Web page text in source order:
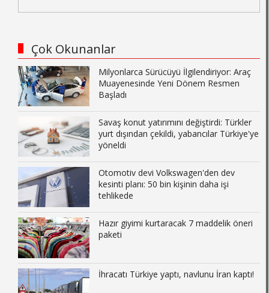
Çok Okunanlar
Milyonlarca Sürücüyü İlgilendiriyor: Araç
Muayenesinde Yeni Dönem Resmen
Başladı
Savaş konut yatırımını değiştirdi: Türkler
yurt dışından çekildi, yabancılar Türkiye'ye
yöneldi
Otomotiv devi Volkswagen'den dev
kesinti planı: 50 bin kişinin daha işi
tehlikede
Hazır giyimi kurtaracak 7 maddelik öneri
paketi
İhracatı Türkiye yaptı, navlunu İran kaptı!